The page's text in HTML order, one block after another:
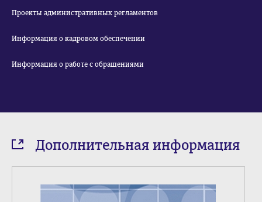
Проекты административных регламентов
Информация о кадровом обеспечении
Информация о работе с обращениями
Дополнительная информация